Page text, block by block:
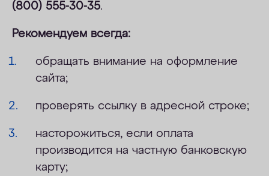
(800) 555-30-35.
Рекомендуем всегда:
обращать внимание на оформление
сайта;
проверять ссылку в адресной строке;
насторожиться, если оплата
производится на частную банковскую
карту;